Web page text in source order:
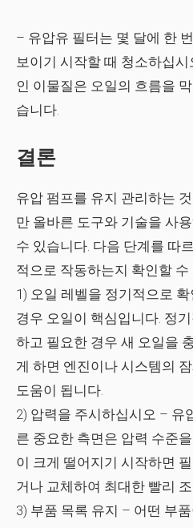
– 유압유 필터는 몇 달에 한
보이기 시작할 때 청소하십
인 이물질은 오일의 흐름을
습니다.
결론
유압 펌프를 유지 관리하는
만 올바른 도구와 기술을 사
수 있습니다. 다음 단계를 따
적으로 작동하는지 확인할 수
1) 오일 레벨을 정기적으로
경우 오일이 핵심입니다. 정
하고 필요한 경우 새 오일을
게 하면 엔진이나 시스템의
도움이 됩니다.
2) 압력을 주시하십시오 – 유
른 중요한 측면은 압력 수준
이 크게 떨어지기 시작하면
거나 교체하여 최대한 빨리
3) 부품 목록 유지 – 어떤 부